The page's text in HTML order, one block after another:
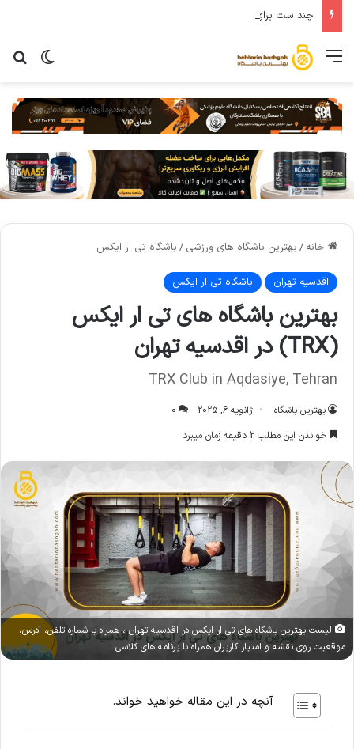
چند ست برای عضله سازی باید انجام دهید؟تحقیقات پاسخ میدهند
خانه / بهترین باشگاه های ورزشی / باشگاه تی ار ایکس
اقدسیه تهران باشگاه تی ار ایکس
بهترین باشگاه های تی ار ایکس
(TRX) در اقدسیه تهران
TRX Club in Aqdasiye, Tehran
بهترین باشگاه ژانویه 6, 2025
0
خواندن این مطلب 2 دقیقه زمان میبرد
لیست بهترین باشگاه های تی ار ایکس در اقدسیه تهران ، همراه با شماره تلفن، آدرس،
موقعیت روی نقشه و امتیاز کاربران همراه با برنامه های کلاسی.
آنچه در این مقاله خواهید خواند.